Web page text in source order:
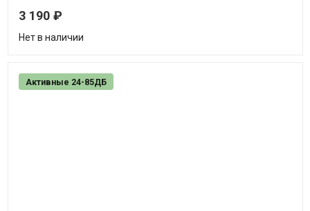
Профессиональные стрелковые очки Pyramex - PMXTREME
диоптрической вставкой темно-серые линзы 23%
светопропускаемость
3 190 ₽
Нет в наличии
Активные 24-85ДБ